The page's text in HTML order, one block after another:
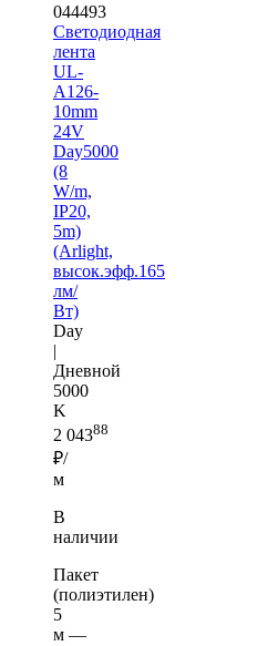
044493
Светодиодная
лента
UL-
A126-
10mm
24V
Day5000
(8
W/m,
IP20,
5m)
(Arlight,
высок.эфф.165
лм/
Вт)
Day
|
Дневной
5000
K
2 04388
₽/
м
В
наличии
Пакет
(полиэтилен)
5
м —